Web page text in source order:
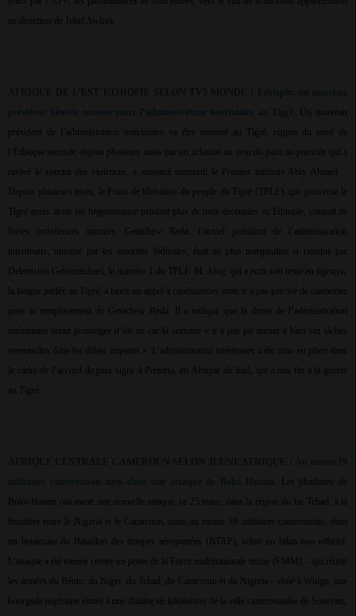
en direction de Jebel Awliya.
. Un nouveau
président de l’administration intérimaire va être nommé au Tigré, région du nord de
l’Ethiopie secouée depuis plusieurs mois par un schisme au sein du parti au pouvoir qui a
ravivé le spectre des violences, a annoncé mercredi le Premier ministre Abiy Ahmed…
Depuis plusieurs mois, le Front de libération du peuple du Tigré (TPLF), qui gouverne le
Tigré après avoir été hégémonique pendant plus de trois décennies en Ethiopie, connaît de
fortes turbulences internes. Getachew Reda, l’actuel président de l’administration
intérimaire, nommé par les autorités fédérales, était de plus marginalisé et critiqué par
Debretsion Gebremichael, le numéro 1 du TPLF. M. Abiy, qui a écrit son texte en tigrinya,
la langue parlée au Tigré, a lancé un appel à candidatures mais n’a pas précisé de calendrier
pour le remplacement de Getachew Reda. Il a indiqué que la durée de l’administration
intérimaire serait prolongée d’un an car la sortante « n’a pas pu mener à bien ses tâches
essentielles dans les délais impartis ». L’administration intérimaire a été mise en place dans
le cadre de l’accord de paix signé à Pretoria, en Afrique du Sud, qui a mis fin à la guerre
au Tigré.
Boko Haram ont mené une nouvelle attaque, ce 25 mars, dans la région du lac Tchad, à la
frontière entre le Nigeria et le Cameroun, tuant au moins 19 militaires camerounais, dont
un lieutenant du Bataillon des troupes aéroportées (BTAP), selon un bilan non officiel.
L’attaque a été menée contre un poste de la Force multinationale mixte (FMM) – qui réunit
les armées du Bénin, du Niger, du Tchad, du Cameroun et du Nigeria – situé à Wulgo, une
bourgade nigériane située à une dizaine de kilomètres de la ville camerounaise de Soueram,